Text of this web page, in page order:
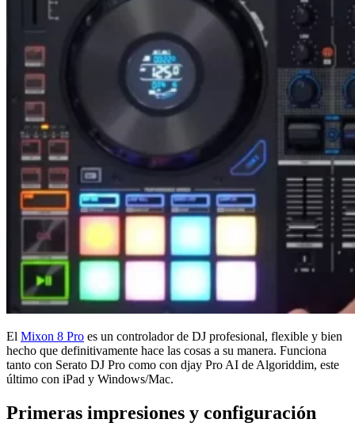
El Mixon 8 Pro es un controlador de DJ profesional, flexible y bien
hecho que definitivamente hace las cosas a su manera. Funciona
tanto con Serato DJ Pro como con djay Pro AI de Algoriddim, este
último con iPad y Windows/Mac.
Primeras impresiones y configuración